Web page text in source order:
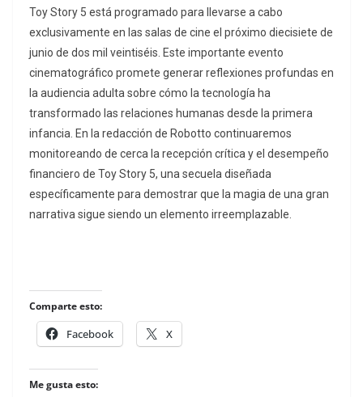
Toy Story 5 está programado para llevarse a cabo
exclusivamente en las salas de cine el próximo diecisiete de
junio de dos mil veintiséis. Este importante evento
cinematográfico promete generar reflexiones profundas en
la audiencia adulta sobre cómo la tecnología ha
transformado las relaciones humanas desde la primera
infancia. En la redacción de Robotto continuaremos
monitoreando de cerca la recepción crítica y el desempeño
financiero de Toy Story 5, una secuela diseñada
específicamente para demostrar que la magia de una gran
narrativa sigue siendo un elemento irreemplazable.
Comparte esto:
Facebook X
Me gusta esto: